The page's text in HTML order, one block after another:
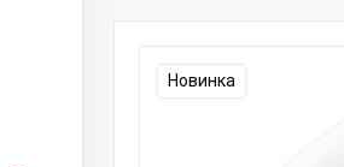
Новинка